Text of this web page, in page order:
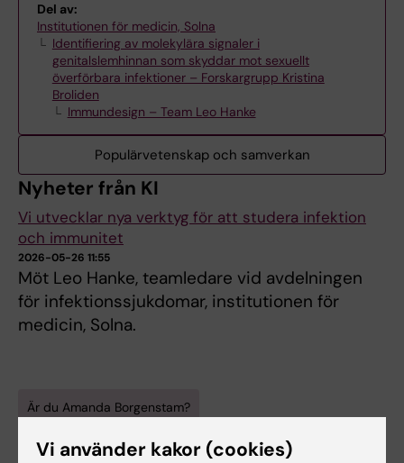
Del av:
Institutionen för medicin, Solna
Identifiering av molekylära signaler i
genitalslemhinnan som skyddar mot sexuellt
överförbara infektioner – Forskargrupp Kristina
Broliden
Immundesign – Team Leo Hanke
Populärvetenskap och samverkan
Nyheter från KI
Vi utvecklar nya verktyg för att studera infektion
och immunitet
2026-05-26 11:55
Möt Leo Hanke, teamledare vid avdelningen
för infektionssjukdomar, institutionen för
medicin, Solna.
Är du Amanda Borgenstam?
Vi använder kakor (cookies)